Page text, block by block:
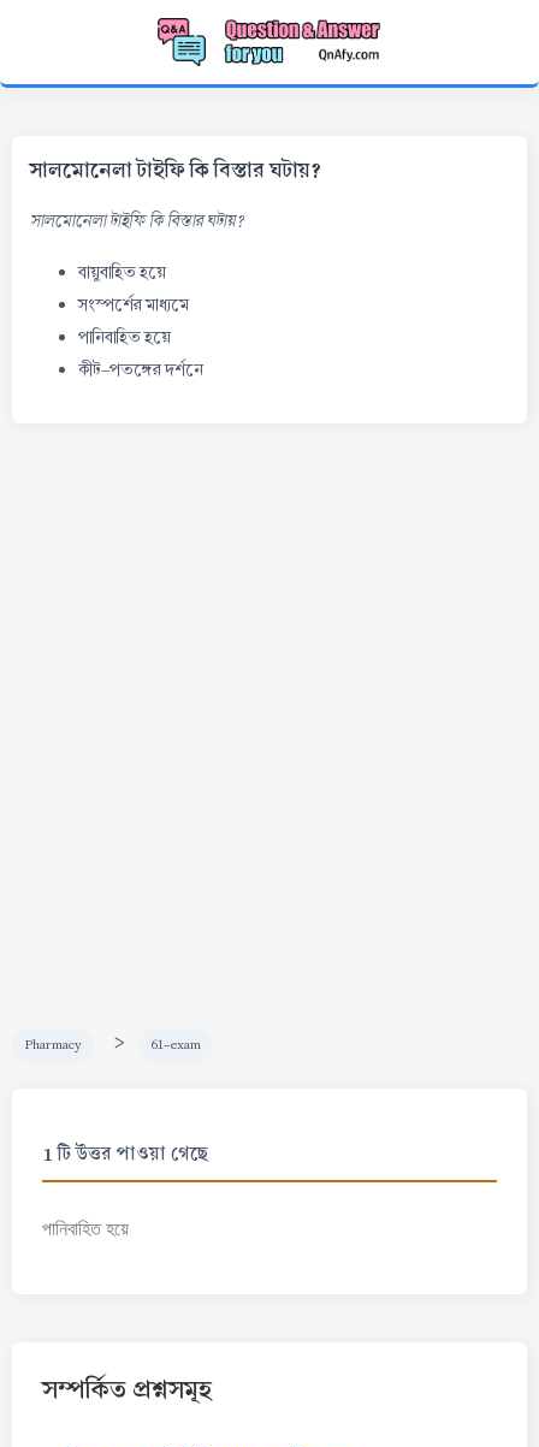
সালমোনেলা টাইফি কি বিস্তার ঘটায়?
সালমোনেলা টাইফি কি বিস্তার ঘটায়?
বায়ুবাহিত হয়ে
সংস্পর্শের মাধ্যমে
পানিবাহিত হয়ে
কীট-পতঙ্গের দর্শনে
Pharmacy > 61-exam
1 টি উত্তর পাওয়া গেছে
পানিবাহিত হয়ে
সম্পর্কিত প্রশ্নসমূহ